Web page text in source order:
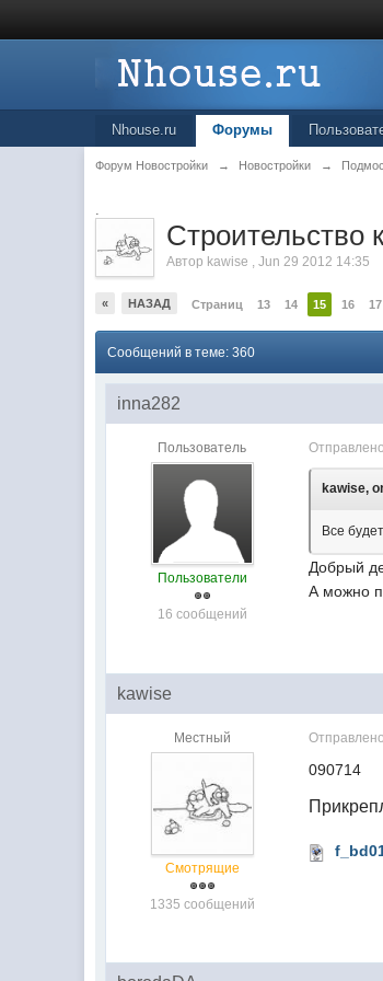
Nhouse.ru Форумы
Форум Новостройки → Новостройки →
.
Cтроительство
Автор kawise ,Jun 29 2012 14:35
« НАЗАД Страниц 13 14 15 16 17
Сообщений в теме: 360
inna282
Пользователь
Пользователи
16 сообщений
kawise,
Все
Добрый
А можно
kawise
Местный
Смотрящие
1335 сообщений
Отправлено
090714